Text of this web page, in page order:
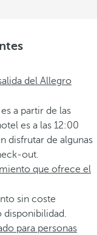
del Allegro
a partir de las
es a las 12:00
disfrutar de algunas
out.
que ofrece el
sin coste
disponibilidad.
para personas